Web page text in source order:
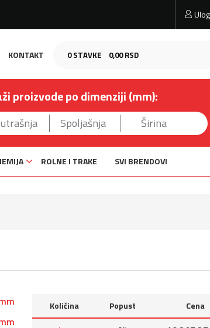
0STAVKE 0,00 RSD
KONTAKT
proizvode po dimenziji (mm):
ROLNE I TRAKE SVI BRENDOVI
Količina Popust Cena